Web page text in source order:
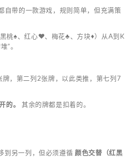
自带的一款游戏，规则简单，但充满策
桃♠、红心♥、梅花♣、方块♦）从A到K
”。
，第二列2张牌，以此类推，第七列7
的。
其余的牌都是扣着的。
到另一列，但必须遵循颜色交替（红黑